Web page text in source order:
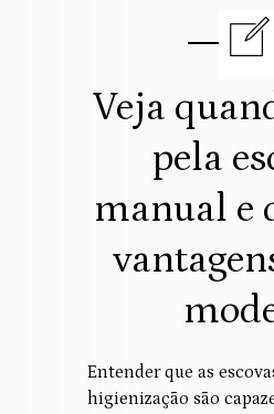
Veja
pela
manual e
Entender que as
higienização são